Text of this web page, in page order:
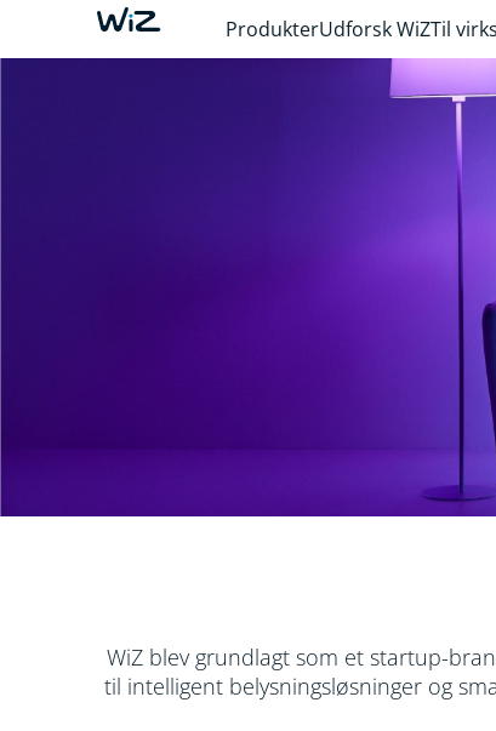
ProdukterUdforsk WiZTil
WiZ blev grundlagt som et startup-
til intelligent belysningsløsninger og